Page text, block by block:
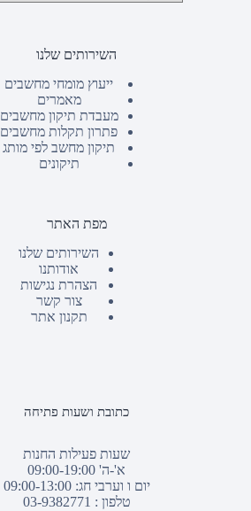
השירותים שלנו
ייעוץ מומחי מחשבים
מאמרים
מעבדת תיקון מחשבים
פתרון תקלות מחשבים
תיקון מחשב לפי מותג
תיקונים
מפת האתר
השירותים שלנו
אודותנו
הצהרת נגישות
צור קשר
תקנון אתר
כתובת ושעות פתיחה
שעות פעילות החנות
א'-ה' 09:00-19:00
יום ו וערבי חג: 09:00-13:00
טלפון : 03-9382771